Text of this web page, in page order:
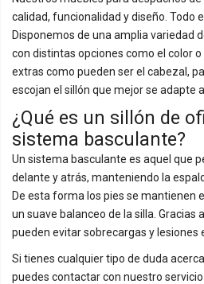
calidad, funcionalidad y diseño. Todo
Disponemos de una amplia variedad
con distintas opciones como el color
extras como pueden ser el cabezal,
escojan el sillón que mejor se adapte
¿Qué es un sillón de
sistema basculante?
Un sistema basculante es aquel que
delante y atrás, manteniendo la
De esta forma los pies se mantienen
un suave balanceo de la silla. Gracias
pueden evitar sobrecargas y lesiones
Si tienes cualquier tipo de duda
puedes contactar con nuestro